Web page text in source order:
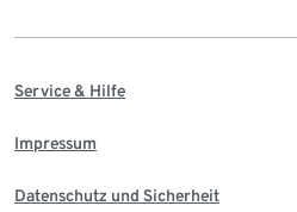
Service & Hilfe
Impressum
Datenschutz und Sicherheit